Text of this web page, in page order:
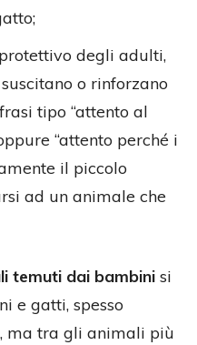
degli adulti,
o rinforzano
tipo “attento al
“attento perché i
il piccolo
ad un animale che
temuti dai bambini si
e gatti, spesso
ma tra gli animali più